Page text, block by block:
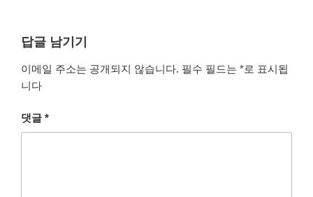
답글 남기기
이메일 주소는 공개되지 않습니다. 필수 필드는 *로 표시됩
니다
댓글 *